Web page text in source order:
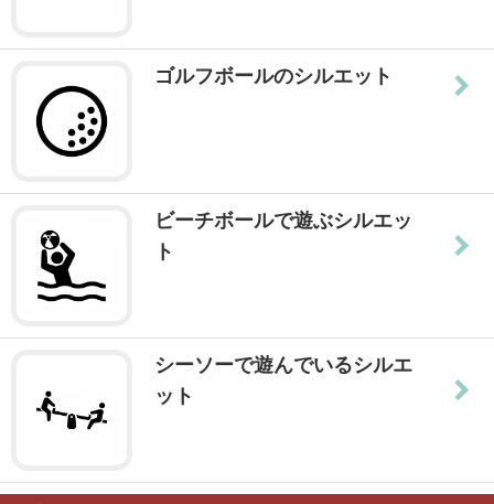
ゴルフボールのシルエット
ビーチボールで遊ぶシルエッ
ト
シーソーで遊んでいるシルエ
ット